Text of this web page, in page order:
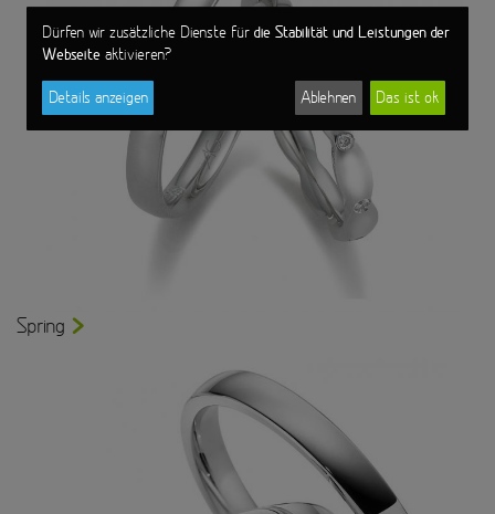
Spring
Dürfen wir zusätzliche Dienste für die Stabilität und Leistungen der
Webseite aktivieren?
Details anzeigen Ablehnen Das ist ok